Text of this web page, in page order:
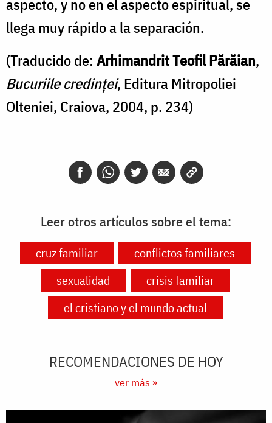
aspecto, y no en el aspecto espiritual, se
llega muy rápido a la separación.
(Traducido de: Arhimandrit Teofil Părăian,
Bucuriile credinței, Editura Mitropoliei
Olteniei, Craiova, 2004, p. 234)
Leer otros artículos sobre el tema:
cruz familiar
conflictos familiares
sexualidad
crisis familiar
el cristiano y el mundo actual
RECOMENDACIONES DE HOY
ver más »